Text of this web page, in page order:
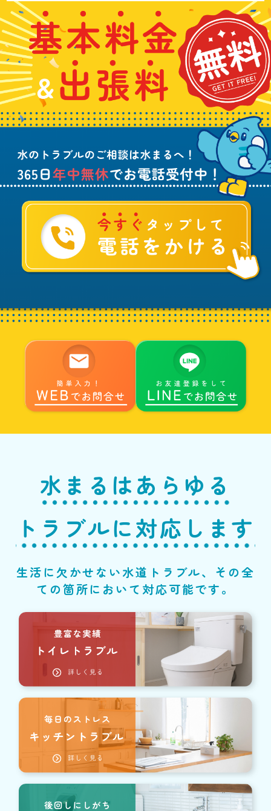
合
わ
せ
は
こ
ち
ら
本
料
金
&
出
張
料
無
料
漏
れ
や
詰
ま
り
、
水
の
ラ
ブ
6
日
年
中
無
休
で
お
話
受
水まるはあらゆる
トラブルに対応します
生活に欠かせない水道トラブル、その全
ての箇所において対応可能です。